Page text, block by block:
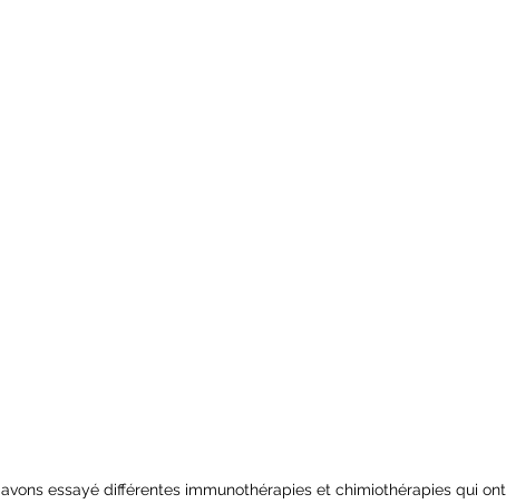
essayé différentes immunothérapies et chimiothérapies qui ont